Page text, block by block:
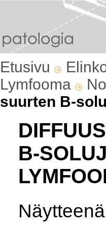
Etusivu
Lymfooma
suurten B-
B-